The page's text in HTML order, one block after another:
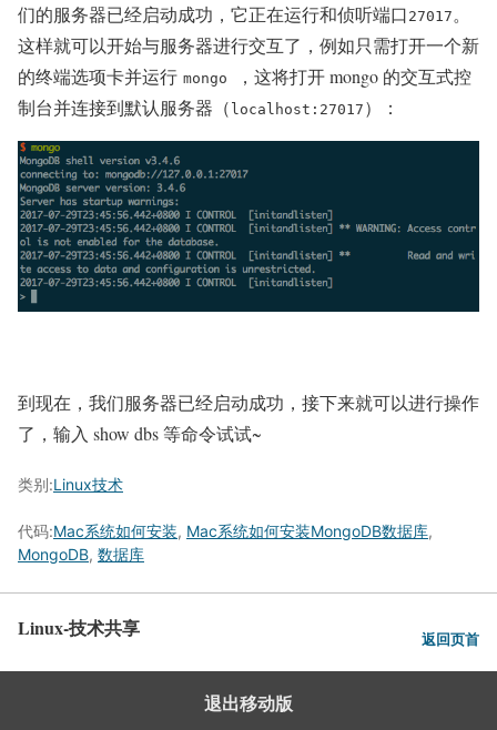
们的服务器已经启动成功，它正在运行和侦听端口 27017 。
这样就可以开始与服务器进行交互了，例如只需打开一个新
的终端选项卡并运行 mongo
，这将打开 mongo 的交互式控
制台并连接到默认服务器（ localhost:27017 ）：
到现在，我们服务器已经启动成功，接下来就可以进行操作
了，输入 show dbs 等命令试试~
类别:Linux技术
代码:Mac系统如何安装, Mac系统如何安装MongoDB数据库,
MongoDB, 数据库
Linux-技术共享 返回页首
退出移动版